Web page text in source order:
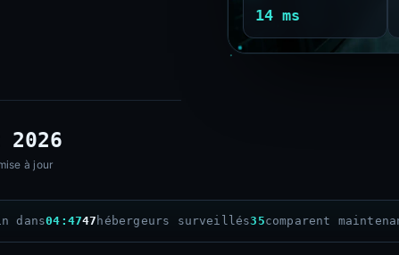
2026
à jour
14 ms
dans04:4547 hébergeurs surveillés35comparent